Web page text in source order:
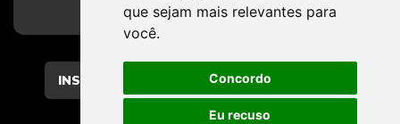
que sejam mais relevantes para
você.
Concordo
Eu recuso